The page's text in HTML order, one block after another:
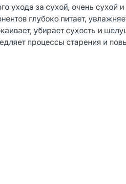
ухода за сухой, очень сухой
глубоко питает,
убирает сухость и
процессы старения и